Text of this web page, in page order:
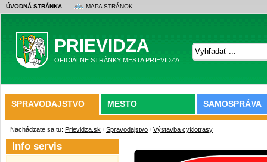
ÚVODNÁ STRÁNKA MAPA STRÁNOK
PRIEVIDZA
OFICIÁLNE STRÁNKY MESTA PRIEVIDZA
SPRAVODAJSTVO MESTO SAMOSPRÁVA
Nachádzate sa tu: Prievidza.sk \ Spravodajstvo \ Výstavba cyklotrasy
Info servis